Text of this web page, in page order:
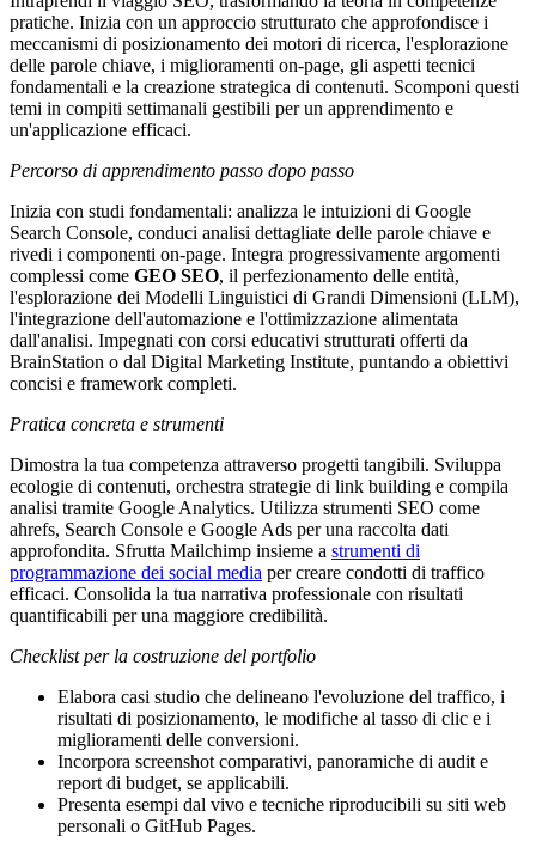
pratiche. Inizia con un approccio strutturato che approfondisce i
meccanismi di posizionamento dei motori di ricerca, l'esplorazione
delle parole chiave, i miglioramenti on-page, gli aspetti tecnici
fondamentali e la creazione strategica di contenuti. Scomponi questi
temi in compiti settimanali gestibili per un apprendimento e
un'applicazione efficaci.
Percorso di apprendimento passo dopo passo
Inizia con studi fondamentali: analizza le intuizioni di Google
Search Console, conduci analisi dettagliate delle parole chiave e
rivedi i componenti on-page. Integra progressivamente argomenti
complessi come GEO SEO, il perfezionamento delle entità,
l'esplorazione dei Modelli Linguistici di Grandi Dimensioni (LLM),
l'integrazione dell'automazione e l'ottimizzazione alimentata
dall'analisi. Impegnati con corsi educativi strutturati offerti da
BrainStation o dal Digital Marketing Institute, puntando a obiettivi
concisi e framework completi.
Pratica concreta e strumenti
Dimostra la tua competenza attraverso progetti tangibili. Sviluppa
ecologie di contenuti, orchestra strategie di link building e compila
analisi tramite Google Analytics. Utilizza strumenti SEO come
ahrefs, Search Console e Google Ads per una raccolta dati
approfondita. Sfrutta Mailchimp insieme a strumenti di
programmazione dei social media per creare condotti di traffico
efficaci. Consolida la tua narrativa professionale con risultati
quantificabili per una maggiore credibilità.
Checklist per la costruzione del portfolio
Elabora casi studio che delineano l'evoluzione del traffico, i
risultati di posizionamento, le modifiche al tasso di clic e i
miglioramenti delle conversioni.
Incorpora screenshot comparativi, panoramiche di audit e
report di budget, se applicabili.
Presenta esempi dal vivo e tecniche riproducibili su siti web
personali o GitHub Pages.